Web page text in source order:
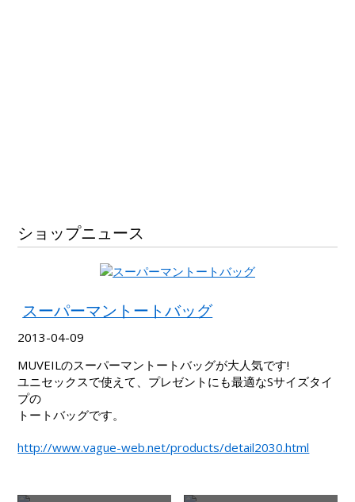
ショップニュース
スーパーマントートバッグ
2013-04-09
MUVEILのスーパーマントートバッグが大人気です!
ユニセックスで使えて、プレゼントにも最適なSサイズタイ
プの
トートバッグです。
http://www.vague-web.net/products/detail2030.html